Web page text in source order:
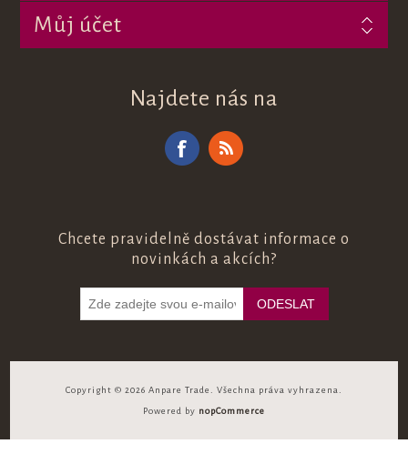
Můj účet
Najdete nás na
Chcete pravidelně dostávat informace o
novinkách a akcích?
Copyright © 2026 Anpare Trade. Všechna práva vyhrazena.
Powered by nopCommerce